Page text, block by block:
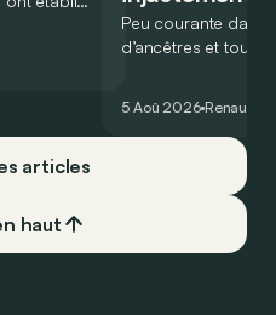
?
Peu courante dans
d’ancêtres et
5 Aoû 2026 Renault
articles
haut